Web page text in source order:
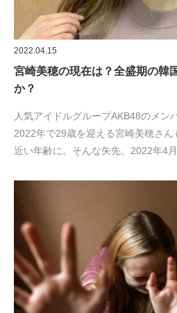
2022.04.15
宮崎美穂の現在は？全盛期の韓
か？
人気アイドルグループAKB48のメン
2022年で29歳を迎える宮崎美穂さ
近い年齢に。そんな矢先、2022年4